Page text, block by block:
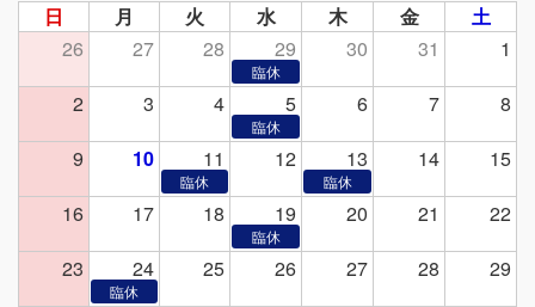
日 月 火 水 木 金
土
26
27 28 29 30 31
1
2
3 4 5 6 7
8
9
10 11 12 13 14
15
16
17 18 19 20 21
22
23
24 25 26 27 28
29